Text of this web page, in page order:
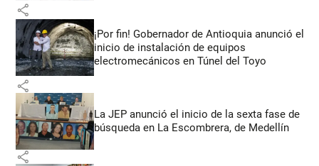
share
¡Por fin! Gobernador de Antioquia anunció el
inicio de instalación de equipos
electromecánicos en Túnel del Toyo
share
La JEP anunció el inicio de la sexta fase de
búsqueda en La Escombrera, de Medellín
share